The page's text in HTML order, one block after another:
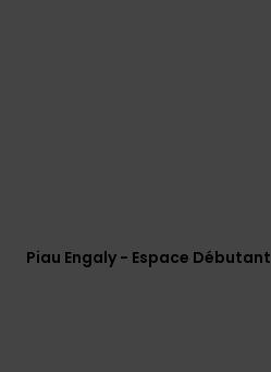
Piau Engaly - Espace Débutant